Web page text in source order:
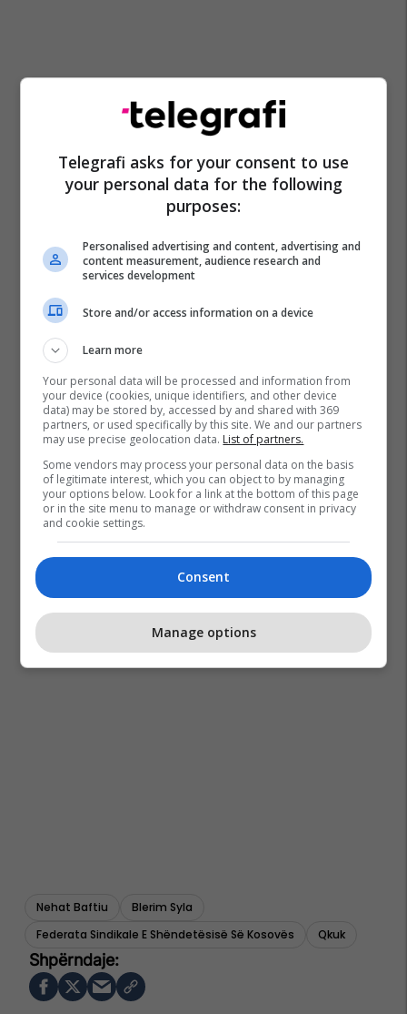
Nehat Baftiu
Blerim Syla
Federata Sindikale E Shëndetësisë Së Kosovës
Qkuk
Telegrafi asks for your consent to use
your personal data for the following
purposes:
Personalised advertising and content, advertising and
content measurement, audience research and
services development
Store and/or access information on a device
Learn more
Your personal data will be processed and information from
your device (cookies, unique identifiers, and other device
data) may be stored by, accessed by and shared with 369
partners, or used specifically by this site. We and our partners
may use precise geolocation data. List of partners.
Some vendors may process your personal data on the basis
of legitimate interest, which you can object to by managing
your options below. Look for a link at the bottom of this page
or in the site menu to manage or withdraw consent in privacy
and cookie settings.
Consent
Manage options